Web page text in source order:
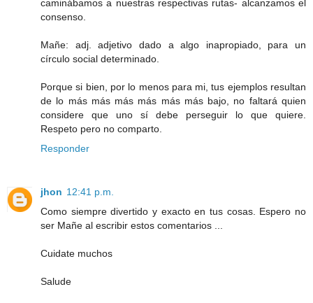
caminábamos a nuestras respectivas rutas- alcanzamos el
consenso.
Mañe: adj. adjetivo dado a algo inapropiado, para un
círculo social determinado.
Porque si bien, por lo menos para mi, tus ejemplos resultan
de lo más más más más más más bajo, no faltará quien
considere que uno sí debe perseguir lo que quiere.
Respeto pero no comparto.
Responder
jhon 12:41 p.m.
Como siempre divertido y exacto en tus cosas. Espero no
ser Mañe al escribir estos comentarios ...
Cuidate muchos
Salude